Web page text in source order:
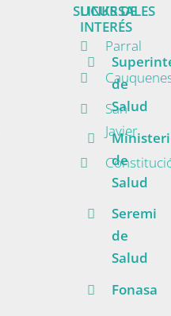
SUCURSALES
Parral
San
Javier
LINKS DE
INTERÉS
de
Salud
de
Salud
Seremi
de
Salud
Fonasa